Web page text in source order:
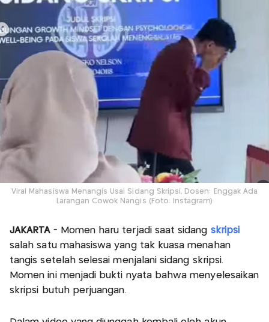
Viral Mahasiswa Menangis Usai Sidang Skripsi, Dosen: Enggak Ada
Larangan Cowok Nangis (Foto: Instagram)
JAKARTA - Momen haru terjadi saat sidang skripsi
salah satu mahasiswa yang tak kuasa menahan
tangis setelah selesai menjalani sidang skripsi.
Momen ini menjadi bukti nyata bahwa menyelesaikan
skripsi butuh perjuangan.